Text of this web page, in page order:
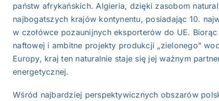
państw afrykańskich. Algieria, dzięki zasobom
najbogatszych krajów kontynentu, posiadając 10.
w czołówce pozaunijnych eksporterów do UE.
naftowej i ambitne projekty produkcji „zielonego”
Europy, kraj ten naturalnie staje się jej ważnym
energetycznej.
Wśród najbardziej perspektywicznych obszarów